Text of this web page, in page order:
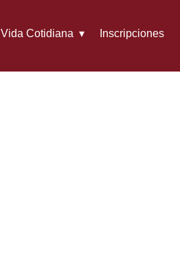
Vida Cotidiana Inscripciones